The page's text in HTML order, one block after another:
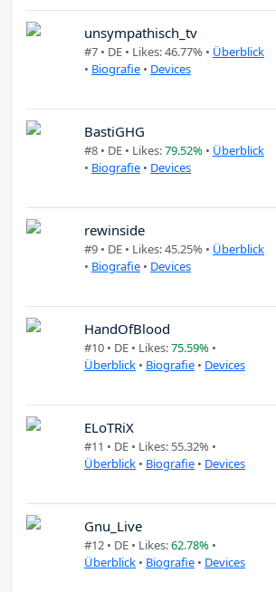
unsympathisch_tv
#7 • DE • Likes: 46.77% • Überblick
• Biografie • Devices
BastiGHG
#8 • DE • Likes:79.52% • Überblick
• Biografie • Devices
rewinside
#9 • DE • Likes: 45.25% • Überblick
• Biografie • Devices
HandOfBlood
#10 • DE • Likes:75.59% •
Überblick • Biografie • Devices
ELoTRiX
#11 • DE • Likes: 55.32% •
Überblick • Biografie • Devices
Gnu_Live
#12 • DE • Likes:62.78% •
Überblick • Biografie • Devices